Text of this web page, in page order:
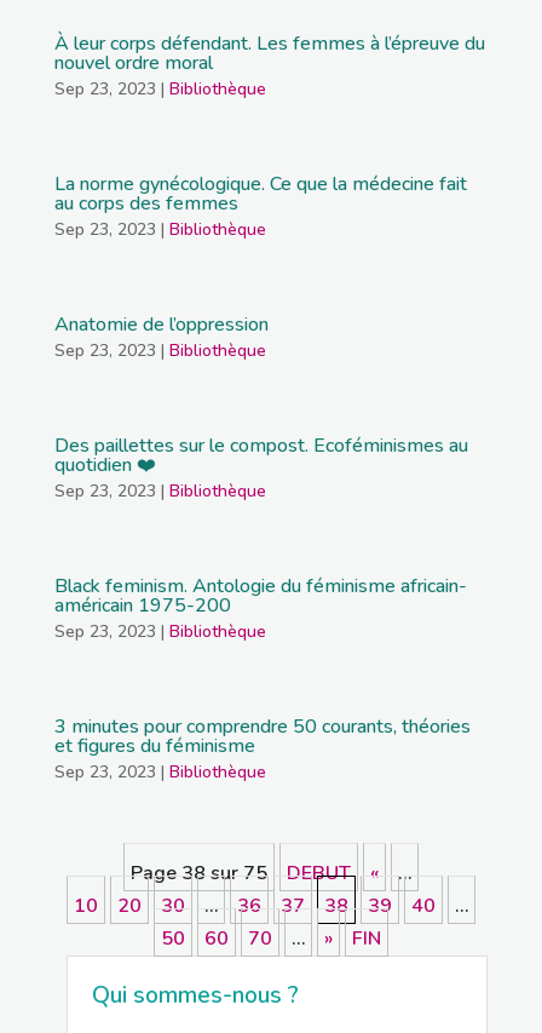
À leur corps défendant. Les femmes à l’épreuve du
nouvel ordre moral
Sep 23, 2023 | Bibliothèque
La norme gynécologique. Ce que la médecine fait
au corps des femmes
Sep 23, 2023 | Bibliothèque
Anatomie de l’oppression
Sep 23, 2023 | Bibliothèque
Des paillettes sur le compost. Ecoféminismes au
quotidien ❤️
Sep 23, 2023 | Bibliothèque
Black feminism. Antologie du féminisme africain-
américain 1975-200
Sep 23, 2023 | Bibliothèque
3 minutes pour comprendre 50 courants, théories
et figures du féminisme
Sep 23, 2023 | Bibliothèque
Page 38 sur 75 DEBUT «
…
10
20 30 … 36 37 38 39 40
…
50
60 70 … » FIN
Qui sommes-nous ?